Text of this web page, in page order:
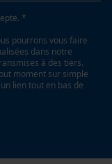
*
pourrons vous faire
dans notre
à des tiers.
moment sur simple
lien tout en bas de